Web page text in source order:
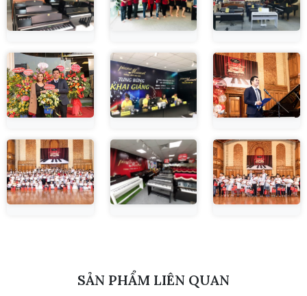
SẢN PHẨM LIÊN QUAN